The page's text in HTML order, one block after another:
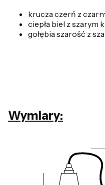
krucza czerń z
ciepła biel z szarym
gołębia szarość z
Wymiary: